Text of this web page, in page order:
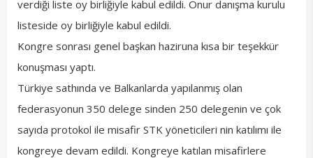
verdiği liste oy birliğiyle kabul edildi. Onur danışma kurulu
listeside oy birliğiyle kabul edildi.
Kongre sonrası genel başkan haziruna kısa bir teşekkür
konuşması yaptı.
Türkiye sathında ve Balkanlarda yapılanmış olan
federasyonun 350 delege sinden 250 delegenin ve çok
sayıda protokol ile misafir STK yöneticileri nin katılımı ile
kongreye devam edildi. Kongreye katılan misafirlere